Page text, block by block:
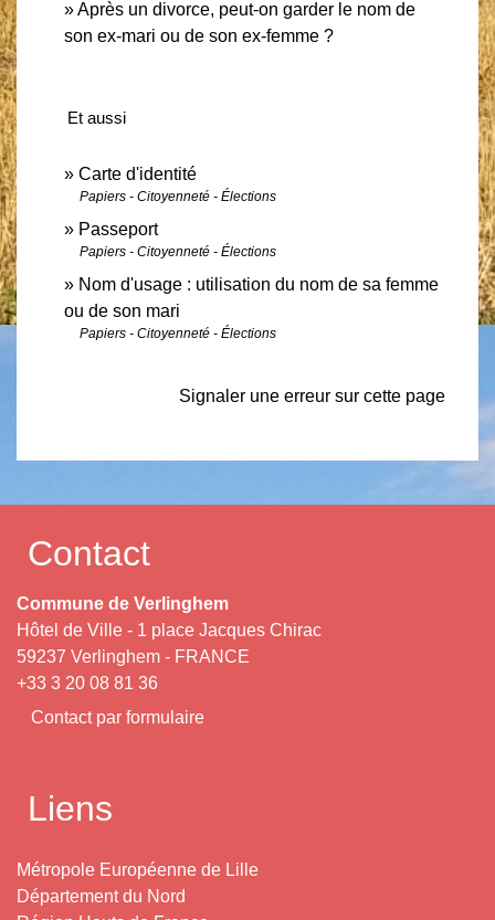
Après un divorce, peut-on garder le nom de
son ex-mari ou de son ex-femme ?
Et aussi
Carte d'identité
Papiers - Citoyenneté - Élections
Passeport
Papiers - Citoyenneté - Élections
Nom d'usage : utilisation du nom de sa femme
ou de son mari
Papiers - Citoyenneté - Élections
Signaler une erreur sur cette page
Contact
Commune de Verlinghem
Hôtel de Ville - 1 place Jacques Chirac
59237 Verlinghem - FRANCE
+33 3 20 08 81 36
Contact par formulaire
Liens
Métropole Européenne de Lille
Département du Nord